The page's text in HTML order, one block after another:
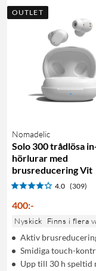
OUTLET
Nomadelic
Solo 300 trådlösa
hörlurar med
brusreducering Vit
4.0 (309)
400:-
Nyskick Finns i flera
Aktiv
Smidiga touch-
Upp till 30 h speltid